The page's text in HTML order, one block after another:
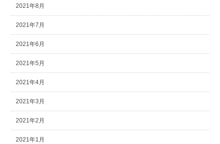
2021年8月
2021年7月
2021年6月
2021年5月
2021年4月
2021年3月
2021年2月
2021年1月